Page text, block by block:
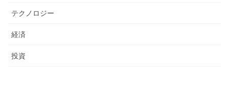
テクノロジー
経済
投資